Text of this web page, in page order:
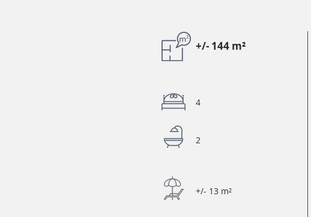
+/- 144 m²
4
2
+/- 13 m²